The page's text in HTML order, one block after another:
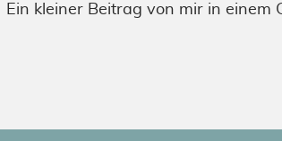
Ein kleiner Beitrag von mir in einem